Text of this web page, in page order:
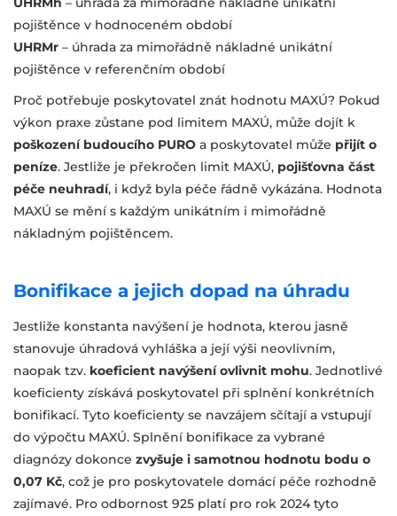
pojištěnce v hodnoceném období
UHRMr – úhrada za mimořádně nákladné unikátní
pojištěnce v referenčním období
Proč potřebuje poskytovatel znát hodnotu MAXÚ? Pokud
výkon praxe zůstane pod limitem MAXÚ, může dojít k
poškození budoucího PURO a poskytovatel může přijít o
peníze. Jestliže je překročen limit MAXÚ, pojišťovna část
péče neuhradí, i když byla péče řádně vykázána. Hodnota
MAXÚ se mění s každým unikátním i mimořádně
nákladným pojištěncem.
Bonifikace a jejich dopad na úhradu
Jestliže konstanta navýšení je hodnota, kterou jasně
stanovuje úhradová vyhláška a její výši neovlivním,
naopak tzv. koeficient navýšení ovlivnit mohu. Jednotlivé
koeficienty získává poskytovatel při splnění konkrétních
bonifikací. Tyto koeficienty se navzájem sčítají a vstupují
do výpočtu MAXÚ. Splnění bonifikace za vybrané
diagnózy dokonce zvyšuje i samotnou hodnotu bodu o
0,07 Kč, což je pro poskytovatele domácí péče rozhodně
zajímavé. Pro odbornost 925 platí pro rok 2024 tyto